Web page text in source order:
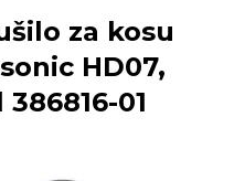
za kosu
HD07,
01